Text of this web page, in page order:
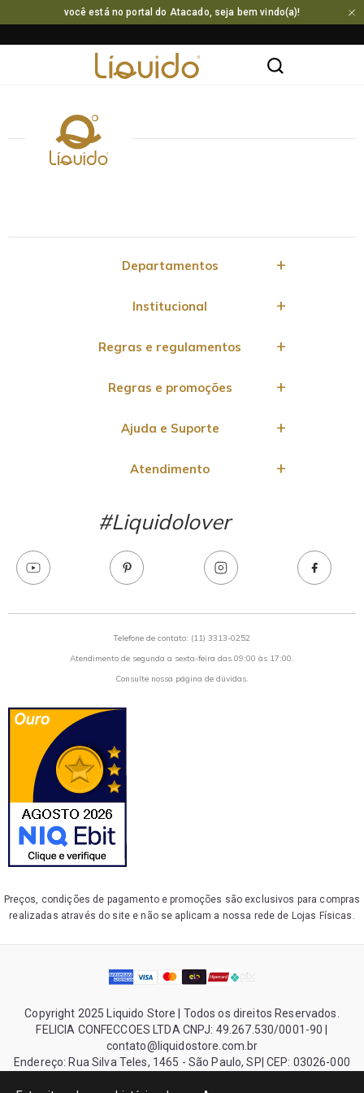
você está no portal do Atacado, seja bem vindo(a)!
Departamentos
Institucional
Regras e regulamentos
Regras e promoções
Ajuda e Suporte
Atendimento
#Liquidolover
Telefone de contato: (11) 3313-0252
Atendimento de segunda a sexta-feira das 09:00 às 17:00.
Consulte nossa página de dúvidas.
Preços, condições de pagamento e promoções são exclusivos para compras
realizadas através do site e não se aplicam a nossa rede de Lojas Físicas.
Copyright 2025 Liquido Store | Todos os direitos Reservados.
FELICIA CONFECCOES LTDA CNPJ: 49.267.530/0001-90 |
contato@liquidostore.com.br
Endereço: Rua Silva Teles, 1465 - São Paulo, SP| CEP: 03026-000